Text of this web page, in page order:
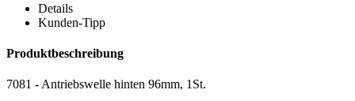
Details
Kunden-Tipp
Produktbeschreibung
7081 - Antriebswelle hinten 96mm, 1St.